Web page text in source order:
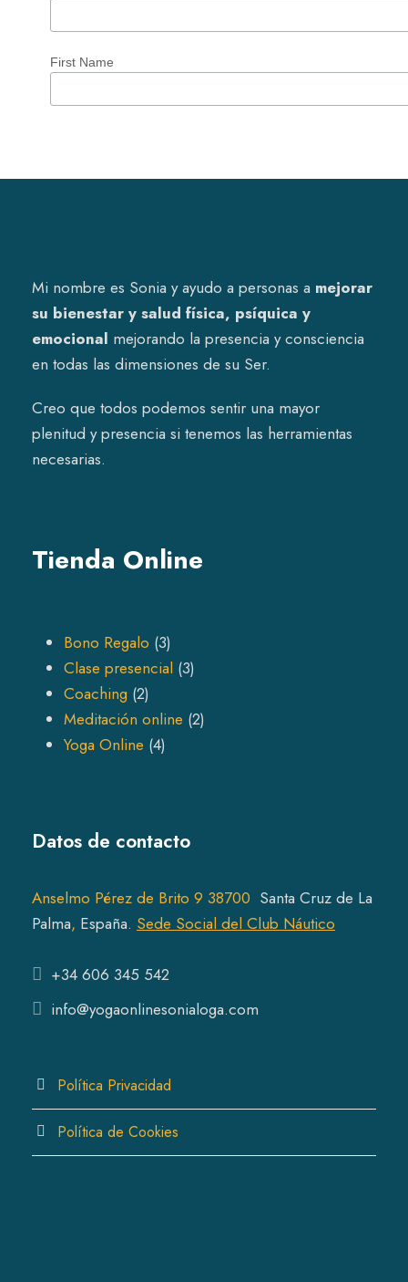
First Name
Mi nombre es Sonia y ayudo a personas a mejorar
su bienestar y salud física, psíquica y
emocional mejorando la presencia y consciencia
en todas las dimensiones de su Ser.
Creo que todos podemos sentir una mayor
plenitud y presencia si tenemos las herramientas
necesarias.
Tienda Online
Bono Regalo 33
p
o
s
Clase presencial 33
r
t
Coaching 22
p
c
s
Meditación online 22
t
s
Yoga Online 44
d
c
t
Datos de contacto
Anselmo Pérez de Brito 9 38700 Santa Cruz de La
Palma, España. Sede Social del Club Náutico
+34 606 345 542
info@yogaonlinesonialoga.com
Política Privacidad
Política de Cookies